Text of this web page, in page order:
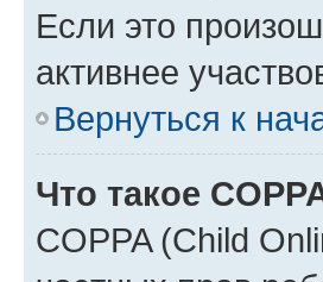
Если это
активнее
Вернуться к
Что такое
COPPA (Child